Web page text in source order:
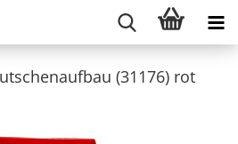
(31176) rot